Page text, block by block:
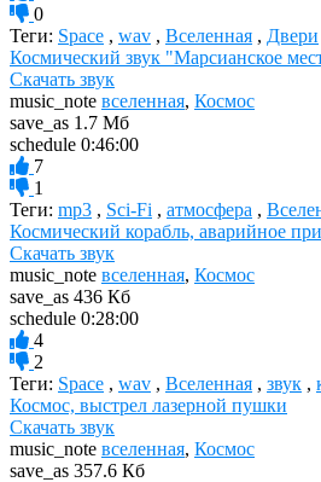
0
Теги: Space , wav , Вселенная , Двери
Космический звук "Марсианское
Скачать звук
music_note вселенная, Космос
save_as 1.7 Мб
schedule 0:46:00
7
1
Теги: mp3 , Sci-Fi , атмосфера ,
Космический корабль, аварийное
Скачать звук
music_note вселенная, Космос
save_as 436 Кб
schedule 0:28:00
4
2
Теги: Space , wav , Вселенная , звук ,
Космос, выстрел лазерной пушки
Скачать звук
music_note вселенная, Космос
save_as 357.6 Кб